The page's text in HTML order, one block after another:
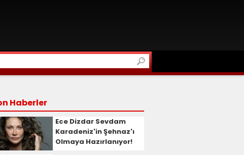
Haberler
Ece Dizdar Sevdam
Karadeniz'in Şehnaz'ı
Olmaya Hazırlanıyor!